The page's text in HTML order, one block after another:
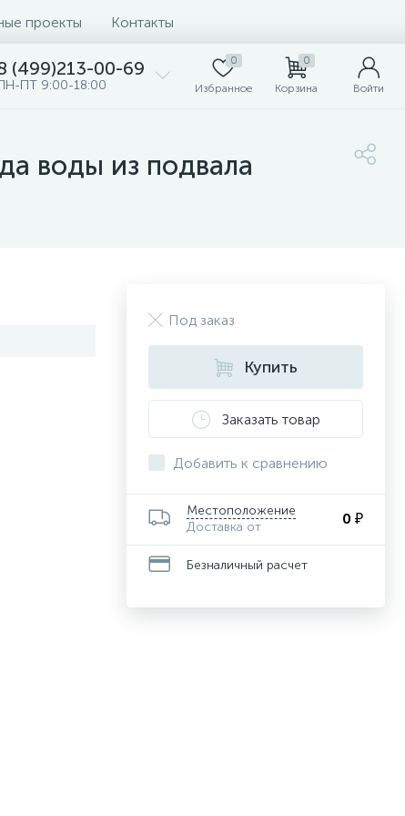
проекты Контакты
(499)213-00-69
ПТ 9:00-18:00
0
Избранное
0
Корзина Войти
воды из подвала
Под заказ
Купить
Заказать товар
Добавить к сравнению
Местоположение
Доставка от
0 ₽
Безналичный расчет